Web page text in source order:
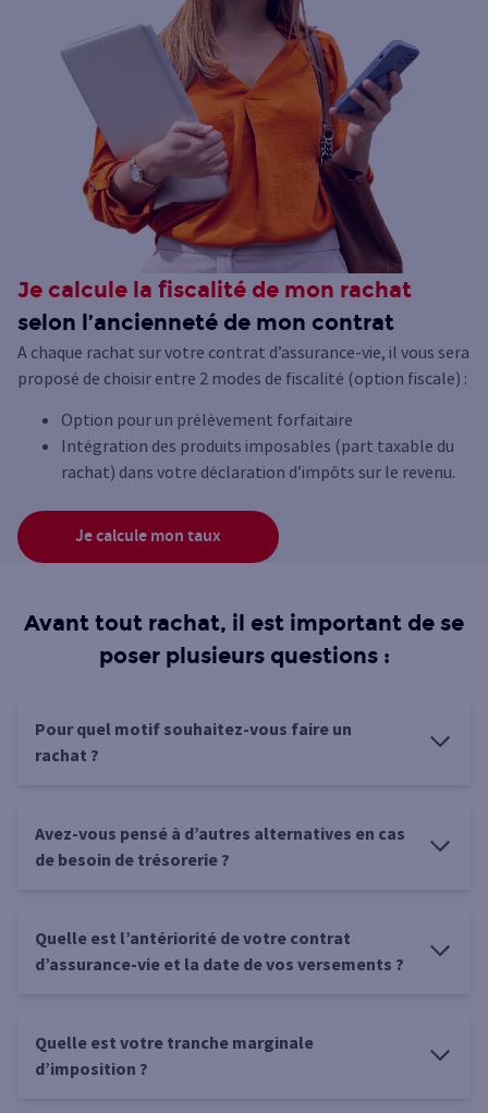
Je calcule la fiscalité de mon rachat
selon l’ancienneté de mon contrat
A chaque rachat sur votre contrat d’assurance-vie, il vous sera
proposé de choisir entre 2 modes de fiscalité (option fiscale) :
Option pour un prélèvement forfaitaire
Intégration des produits imposables (part taxable du
rachat) dans votre déclaration d’impôts sur le revenu.
Je calcule mon taux
Avant tout rachat, il est important de se
poser plusieurs questions :
Pour quel motif souhaitez-vous faire un
rachat ?
Avez-vous pensé à d’autres alternatives en cas
de besoin de trésorerie ?
Quelle est l’antériorité de votre contrat
d’assurance-vie et la date de vos versements ?
Quelle est votre tranche marginale
d’imposition ?